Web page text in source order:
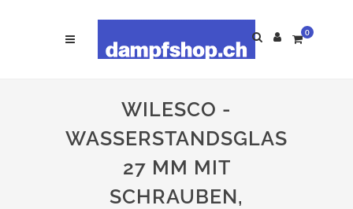
0
WILESCO -
WASSERSTANDSGLAS
27 MM MIT
SCHRAUBEN,